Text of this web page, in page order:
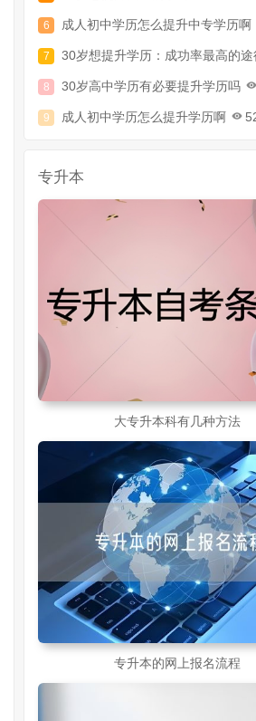
30岁怎么提升学历
30岁想提升自己的学历
成人初中学历怎么提升中专学历啊
专升本
大专升本科有几种方法
专升本的网上报名流程